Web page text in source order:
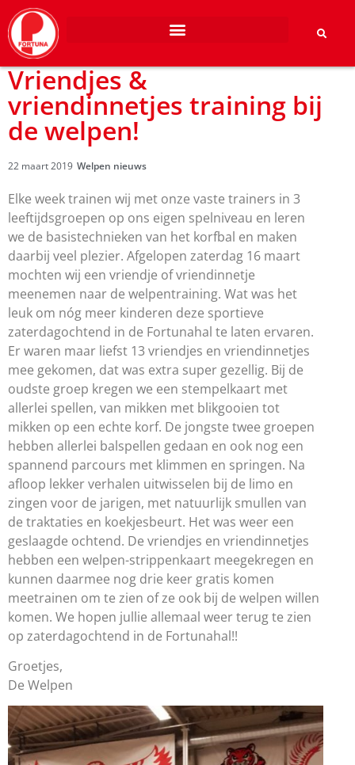
Vriendjes &
vriendinnetjes training bij
de welpen!
22 maart 2019 Welpen nieuws
Elke week trainen wij met onze vaste trainers in 3
leeftijdsgroepen op ons eigen spelniveau en leren
we de basistechnieken van het korfbal en maken
daarbij veel plezier. Afgelopen zaterdag 16 maart
mochten wij een vriendje of vriendinnetje
meenemen naar de welpentraining. Wat was het
leuk om nóg meer kinderen deze sportieve
zaterdagochtend in de Fortunahal te laten ervaren.
Er waren maar liefst 13 vriendjes en vriendinnetjes
mee gekomen, dat was extra super gezellig. Bij de
oudste groep kregen we een stempelkaart met
allerlei spellen, van mikken met blikgooien tot
mikken op een echte korf. De jongste twee groepen
hebben allerlei balspellen gedaan en ook nog een
spannend parcours met klimmen en springen. Na
afloop lekker verhalen uitwisselen bij de limo en
zingen voor de jarigen, met natuurlijk smullen van
de traktaties en koekjesbeurt. Het was weer een
geslaagde ochtend. De vriendjes en vriendinnetjes
hebben een welpen-strippenkaart meegekregen en
kunnen daarmee nog drie keer gratis komen
meetrainen om te zien of ze ook bij de welpen willen
komen. We hopen jullie allemaal weer terug te zien
op zaterdagochtend in de Fortunahal!!
Groetjes,
De Welpen